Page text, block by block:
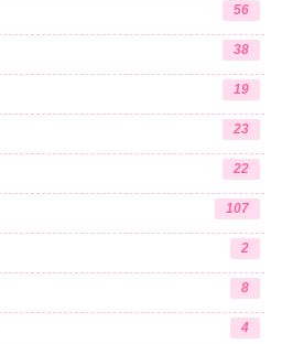
56
38
19
23
22
107
2
8
4